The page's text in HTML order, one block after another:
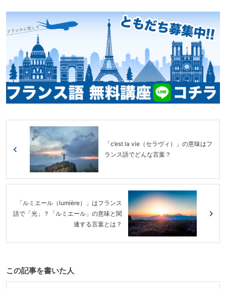
「c’est la vie（セラヴィ）」の意味はフ
ランス語でどんな言葉？
「ルミエール（lumière）」はフランス
語で「光」？「ルミエール」の意味と関
連する言葉とは？
この記事を書いた人